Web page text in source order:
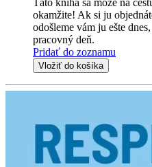
okamžite! Ak si ju
odošleme vám ju ešte
pracovný deň.
Pridať do zoznamu
Vložiť do košíka